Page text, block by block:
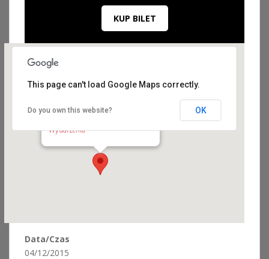
KUP BILET
Starachowickie Centrum Kultury
Wydarzenia
This page can't load Google Maps correctly.
Do you own this website? OK
Data/Czas
04/12/2015